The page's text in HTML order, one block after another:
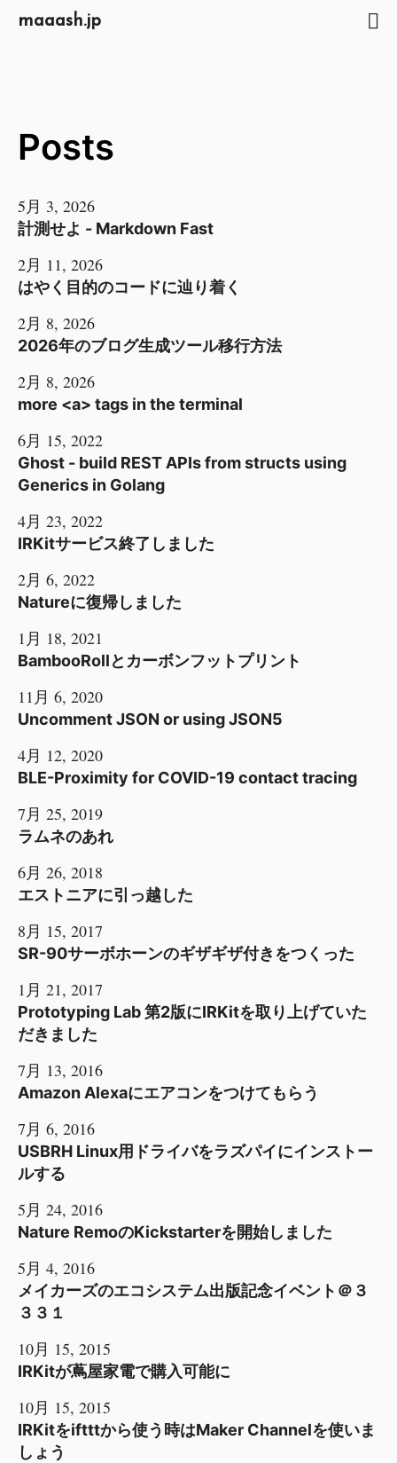
maaash.jp
Posts
5月 3, 2026
計測せよ - Markdown Fast
2月 11, 2026
はやく目的のコードに辿り着く
2月 8, 2026
2026年のブログ生成ツール移行方法
2月 8, 2026
more <a> tags in the terminal
6月 15, 2022
Ghost - build REST APIs from structs using
Generics in Golang
4月 23, 2022
IRKitサービス終了しました
2月 6, 2022
Natureに復帰しました
1月 18, 2021
BambooRollとカーボンフットプリント
11月 6, 2020
Uncomment JSON or using JSON5
4月 12, 2020
BLE-Proximity for COVID-19 contact tracing
7月 25, 2019
ラムネのあれ
6月 26, 2018
エストニアに引っ越した
8月 15, 2017
SR-90サーボホーンのギザギザ付きをつくった
1月 21, 2017
Prototyping Lab 第2版にIRKitを取り上げていた
だきました
7月 13, 2016
Amazon Alexaにエアコンをつけてもらう
7月 6, 2016
USBRH Linux用ドライバをラズパイにインストー
ルする
5月 24, 2016
Nature RemoのKickstarterを開始しました
5月 4, 2016
メイカーズのエコシステム出版記念イベント＠３
３３１
10月 15, 2015
IRKitが蔦屋家電で購入可能に
10月 15, 2015
IRKitをiftttから使う時はMaker Channelを使いま
しょう